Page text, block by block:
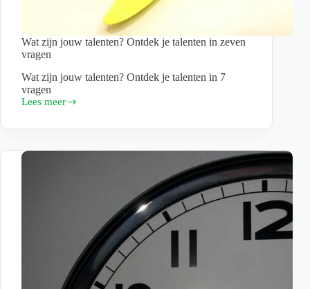
Wat zijn jouw talenten? Ontdek je talenten in zeven
vragen
Wat zijn jouw talenten? Ontdek je talenten in 7
vragen
Lees meer
Wat
jouw
Ontdek